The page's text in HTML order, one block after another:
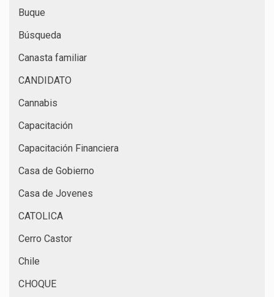
Buque
Búsqueda
Canasta familiar
CANDIDATO
Cannabis
Capacitación
Capacitación Financiera
Casa de Gobierno
Casa de Jovenes
CATOLICA
Cerro Castor
Chile
CHOQUE